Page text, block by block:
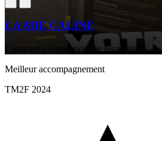
LA MIE CALINE
Commerce alimentaire de proximité
Meilleur accompagnement
TM2F 2024